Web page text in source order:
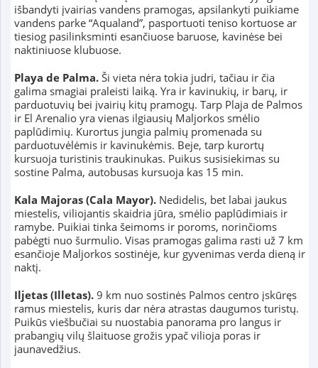
išbandyti įvairias vandens pramogas, apsilankyti puikiame
vandens parke “Aqualand”, pasportuoti teniso kortuose ar
tiesiog pasilinksminti esančiuose baruose, kavinėse bei
naktiniuose klubuose.
Playa de Palma. Ši vieta nėra tokia judri, tačiau ir čia
galima smagiai praleisti laiką. Yra ir kavinukių, ir barų, ir
parduotuvių bei įvairių kitų pramogų. Tarp Plaja de Palmos
ir El Arenalio yra vienas ilgiausių Maljorkos smėlio
paplūdimių. Kurortus jungia palmių promenada su
parduotuvėlėmis ir kavinukėmis. Beje, tarp kurortų
kursuoja turistinis traukinukas. Puikus susisiekimas su
sostine Palma, autobusas kursuoja kas 15 min.
Kala Majoras (Cala Mayor).Nedidelis, bet labai jaukus
miestelis, viliojantis skaidria jūra, smėlio paplūdimiais ir
ramybe. Puikiai tinka šeimoms ir poroms, norinčioms
pabėgti nuo šurmulio. Visas pramogas galima rasti už 7 km
esančioje Maljorkos sostinėje, kur gyvenimas verda dieną ir
naktį.
Iljetas (Illetas).9 km nuo sostinės Palmos centro įskūręs
ramus miestelis, kuris dar nėra atrastas daugumos turistų.
Puikūs viešbučiai su nuostabia panorama pro langus ir
prabangių vilų šlaituose grožis ypač vilioja poras ir
jaunavedžius.